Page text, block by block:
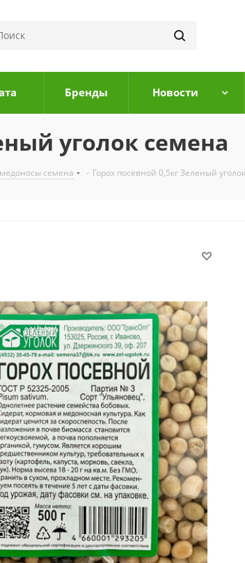
Бренды Новости
уголок семена
семена - Горох посевной 0,5кг Зеленый